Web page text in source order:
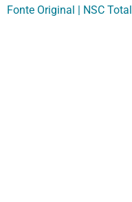
Fonte Original | NSC Total